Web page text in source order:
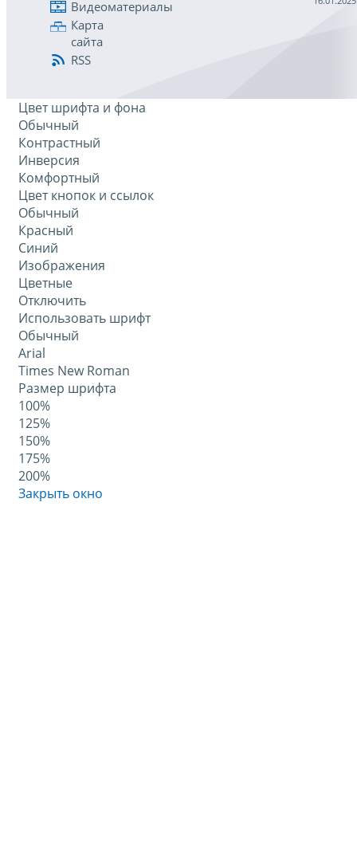
Видеоматериалы
Карта
сайта
RSS
Цвет шрифта и фона
Обычный
Контрастный
Инверсия
Комфортный
Цвет кнопок и ссылок
Обычный
Красный
Синий
Изображения
Цветные
Отключить
Использовать шрифт
Обычный
Arial
Times New Roman
Размер шрифта
100%
125%
150%
175%
200%
Закрыть окно